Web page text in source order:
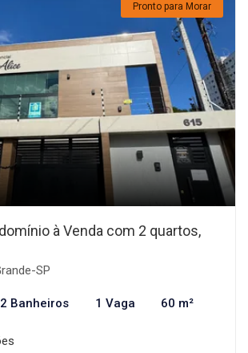
Pronto para Morar
à Venda com 2 quartos,
SP
2 Banheiros 1 Vaga 60 m²